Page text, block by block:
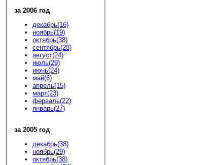
за 2006 год
декабрь(16)
ноябрь(19)
октябрь(38)
сентябрь(28)
август(24)
июль(29)
июнь(24)
май(6)
апрель(15)
март(23)
ферваль(22)
январь(27)
за 2005 год
декабрь(38)
ноябрь(29)
октябрь(38)